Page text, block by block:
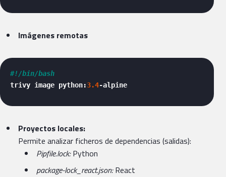
Imágenes remotas
#!/bin/bash
trivy image python:3.4-alpine
Proyectos locales:
Permite analizar ficheros de dependencias (salidas):
Pipfile.lock:Python
package-lock_react.json:React